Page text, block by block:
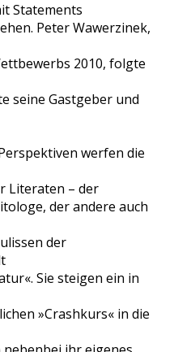
Statements
Peter Wawerzinek,
2010, folgte
seine Gastgeber und
werfen die
Literaten – der
der andere auch
der
Sie steigen ein in
»Crashkurs« in die